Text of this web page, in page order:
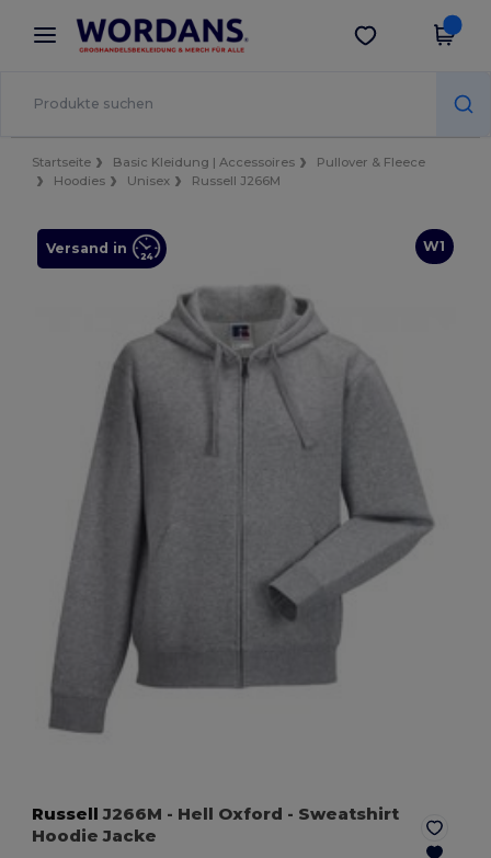
× Wordans App
Bessere Preise in der App!
App holen
Startseite Basic Kleidung | Accessoires
Pullover & Fleece
Hoodies
Unisex Russell J266M
W1
Versand in
Russell J266M - Hell Oxford - Sweatshirt
Hoodie Jacke